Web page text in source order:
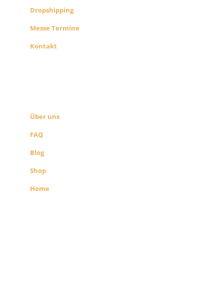
Dropshipping
Messe Termine
Kontakt
Über uns
FAQ
Blog
Shop
Home